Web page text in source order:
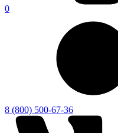
0
8 (800) 500-67-36